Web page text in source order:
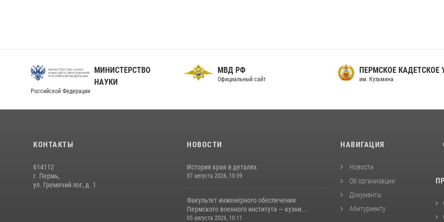
МИНИСТЕРСТВО
НАУКИ
Российской Федерации
МВД РФ
Официальный сайт
ПЕРМСКОЕ КАДЕТСКОЕ
им. Кузьмина
КОНТАКТЫ
614112
г. Пермь,
ул. Гремячий лог, д. 1
НОВОСТИ
История края в деталях
07 августа 2026, 10:39
Факультет инженерного обеспечения
Пермского военного института — кузни...
05 августа 2026, 10:11
НАВИГАЦИЯ
Новости
Об организации
Документы
Абитуриенту